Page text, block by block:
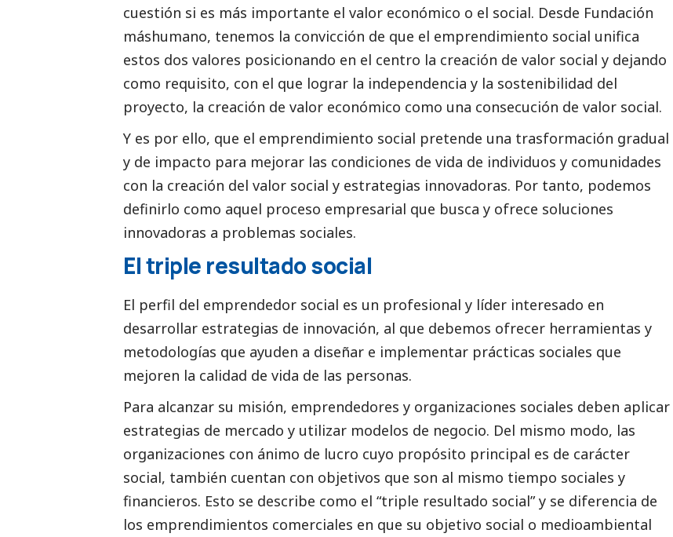
cuestión si es más importante el valor económico o el social. Desde Fundación
máshumano, tenemos la convicción de que el emprendimiento social unifica
estos dos valores posicionando en el centro la creación de valor social y dejando
como requisito, con el que lograr la independencia y la sostenibilidad del
proyecto, la creación de valor económico como una consecución de valor social.
Y es por ello, que el emprendimiento social pretende una trasformación gradual
y de impacto para mejorar las condiciones de vida de individuos y comunidades
con la creación del valor social y estrategias innovadoras. Por tanto, podemos
definirlo como aquel proceso empresarial que busca y ofrece soluciones
innovadoras a problemas sociales.
El triple resultadosocial
El perfil del emprendedor social es un profesional y líder interesado en
desarrollar estrategias de innovación, al que debemos ofrecer herramientas y
metodologías que ayuden a diseñar e implementar prácticas sociales que
mejoren la calidad de vida de las personas.
Para alcanzar su misión, emprendedores y organizaciones sociales deben aplicar
estrategias de mercado y utilizar modelos de negocio. Del mismo modo, las
organizaciones con ánimo de lucro cuyo propósito principal es de carácter
social, también cuentan con objetivos que son al mismo tiempo sociales y
financieros. Esto se describe como el “triple resultado social” y se diferencia de
los emprendimientos comerciales en que su objetivo social o medioambiental